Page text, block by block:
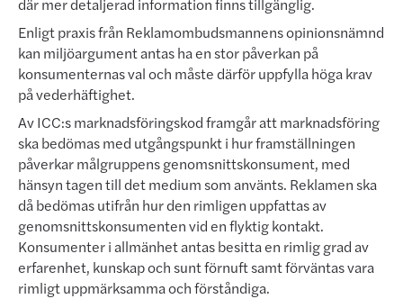
Enligt praxis från Reklamombudsmannens opinionsnämnd
kan miljöargument antas ha en stor påverkan på
konsumenternas val och måste därför uppfylla höga krav
på vederhäftighet.
Av ICC:s marknadsföringskod framgår att marknadsföring
ska bedömas med utgångspunkt i hur framställningen
påverkar målgruppens genomsnittskonsument, med
hänsyn tagen till det medium som använts. Reklamen ska
då bedömas utifrån hur den rimligen uppfattas av
genomsnittskonsumenten vid en flyktig kontakt.
Konsumenter i allmänhet antas besitta en rimlig grad av
erfarenhet, kunskap och sunt förnuft samt förväntas vara
rimligt uppmärksamma och förståndiga.